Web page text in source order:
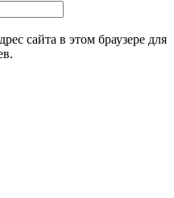
сайта в этом браузере для